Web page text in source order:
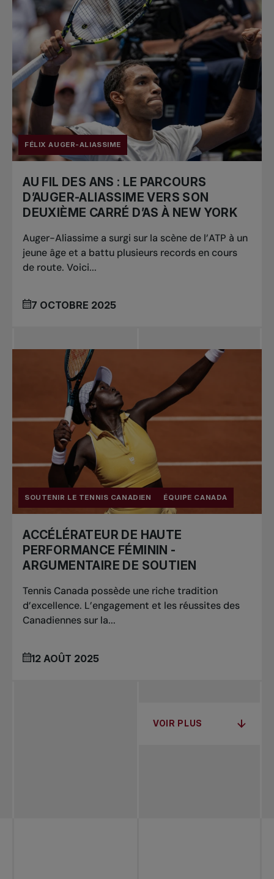
FÉLIX AUGER-ALIASSIME
AU FIL DES ANS : LE PARCOURS
D’AUGER-ALIASSIME VERS SON
DEUXIÈME CARRÉ D’AS À NEW YORK
Auger-Aliassime a surgi sur la scène de l’ATP à un
jeune âge et a battu plusieurs records en cours
de route. Voici...
7 OCTOBRE 2025
SOUTENIR LE TENNIS CANADIEN ÉQUIPE CANADA
ACCÉLÉRATEUR DE HAUTE
PERFORMANCE FÉMININ -
ARGUMENTAIRE DE SOUTIEN
Tennis Canada possède une riche tradition
d’excellence. L’engagement et les réussites des
Canadiennes sur la...
12 AOÛT 2025
VOIR PLUS